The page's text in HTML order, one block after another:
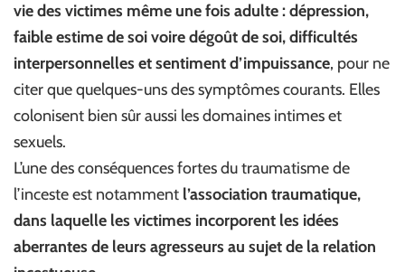
vie des victimes même une fois adulte : dépression,
faible estime de soi voire dégoût de soi, difficultés
interpersonnelles et sentiment d’impuissance, pour ne
citer que quelques-uns des symptômes courants. Elles
colonisent bien sûr aussi les domaines intimes et
sexuels.
L’une des conséquences fortes du traumatisme de
l’inceste est notamment l’association traumatique,
dans laquelle les victimes incorporent les idées
aberrantes de leurs agresseurs au sujet de la relation